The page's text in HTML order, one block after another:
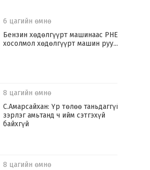
6 цагийн өмнө
​Бензин хөдөлгүүрт машинаас PHEV
хосолмол хөдөлгүүрт машин руу...
8 цагийн өмнө
С.Амарсайхан: Үр төлөө таньдаггүй
зэрлэг амьтанд ч ийм сэтгэхүй
байхгүй
8 цагийн өмнө